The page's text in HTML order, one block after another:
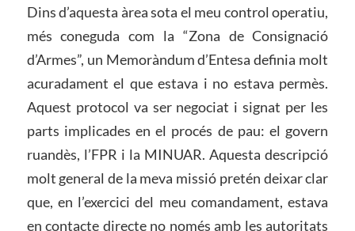
Dins d’aquesta àrea sota el meu control operatiu,
més coneguda com la “Zona de Consignació
d’Armes”, un Memoràndum d’Entesa definia molt
acuradament el que estava i no estava permès.
Aquest protocol va ser negociat i signat per les
parts implicades en el procés de pau: el govern
ruandès, l’FPR i la MINUAR. Aquesta descripció
molt general de la meva missió pretén deixar clar
que, en l’exercici del meu comandament, estava
en contacte directe no només amb les autoritats